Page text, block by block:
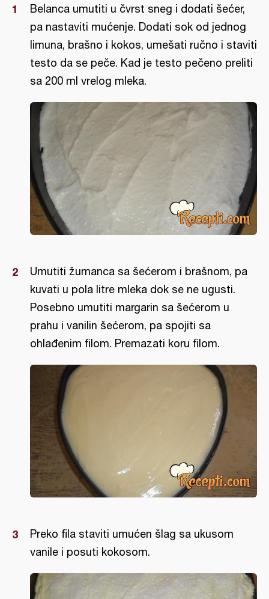
Belanca umutiti u čvrst sneg i dodati šećer,
pa nastaviti mućenje. Dodati sok od jednog
limuna, brašno i kokos, umešati ručno i staviti
testo da se peče. Kad je testo pečeno preliti
sa 200 ml vrelog mleka.
Umutiti žumanca sa šećerom i brašnom, pa
kuvati u pola litre mleka dok se ne ugusti.
Posebno umutiti margarin sa šećerom u
prahu i vanilin šećerom, pa spojiti sa
ohlađenim filom. Premazati koru filom.
Preko fila staviti umućen šlag sa ukusom
vanile i posuti kokosom.